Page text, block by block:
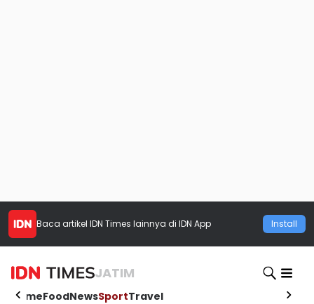
Baca artikel IDN Times lainnya di IDN App Install
JATIM
HomeFoodNewsSportTravel